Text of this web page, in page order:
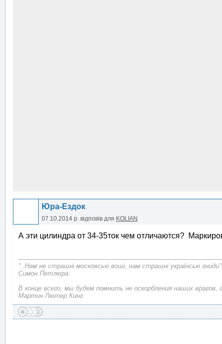
Юра-Ездок
07.10.2014 р. відповів для KOLIAN
А эти цилиндра от 34-35ток чем отличаются?
"..Нам не страшні московські воші, нам страшні українські гниди"
Симон Петлюра.
В конце всего, мы будем помнить не оскорбления наших врагов,
Мартин Лютер Кинг.